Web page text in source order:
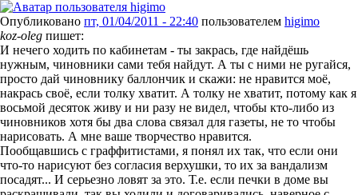
Опубликовано пт, 01/04/2011 - 22:40 пользователем higimo
koz-oleg пишет:
И нечего ходить по кабинетам - ты закрась, где найдёшь
нужным, чиновники сами тебя найдут. А ты с ними не ругайся,
просто дай чиновнику баллончик и скажи: не нравится моё,
накрась своё, если толку хватит. А толку не хватит, потому как я
восьмой десяток живу и ни разу не видел, чтобы кто-либо из
чиновников хотя бы два слова связал для газеты, не то чтобы
нарисовать. А мне ваше творчество нравится.
Пообщавшись с граффитистами, я понял их так, что если они
что-то нарисуют без согласия верхушки, то их за вандализм
посадят... И серьезно ловят за это. Т.е. если печки в доме вы